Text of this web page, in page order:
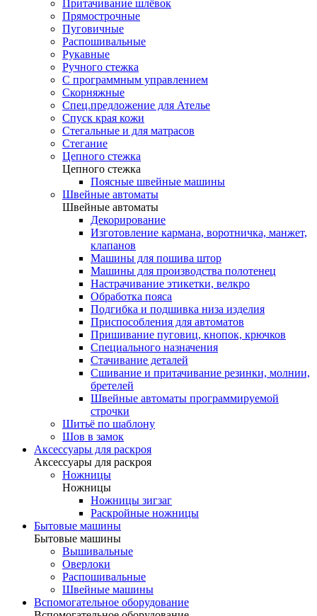
Притачивание шлёвок
Прямострочные
Пуговичные
Распошивальные
Рукавные
Ручного стежка
С программным управлением
Скорняжные
Спец.предложение для Ателье
Спуск края кожи
Стегальные и для матрасов
Стегание
Цепного стежка
Цепного стежка
Поясные швейные машины
Швейные автоматы
Швейные автоматы
Декорирование
Изготовление кармана, воротничка, манжет,
клапанов
Машины для пошива штор
Машины для производства полотенец
Настрачивание этикетки, велкро
Обработка пояса
Подгибка и подшивка низа изделия
Приспособления для автоматов
Пришивание пуговиц, кнопок, крючков
Специального назначения
Стачивание деталей
Сшивание и притачивание резинки, молнии,
бретелей
Швейные автоматы программируемой
строчки
Шитьё по шаблону
Шов в замок
Аксессуары для раскроя
Аксессуары для раскроя
Ножницы
Ножницы
Ножницы зигзаг
Раскройные ножницы
Бытовые машины
Бытовые машины
Вышивальные
Оверлоки
Распошивальные
Швейные машины
Вспомогательное оборудование